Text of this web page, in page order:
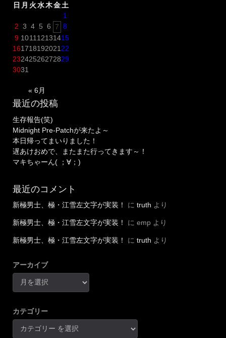
日 月 火水木金土
1
2 3 4 5 6 7 8
9 1011 12131415
161718192021 22
23242526272829
3031
« 6月
最近の投稿
生存報告(笑)
Midnight Pre-Patchが来たよ～
本日帰ってまいりました！
遅あけおめで、またまた行ってきます～！
マキちゃーん( ；∀；)
最近のコメント
新極男士、極・江雪左文字が実装！ に truth より
新極男士、極・江雪左文字が実装！ に emp より
新極男士、極・江雪左文字が実装！ に truth より
アーカイブ
カテゴリー